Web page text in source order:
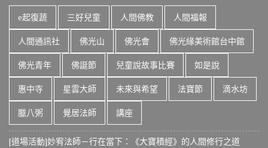
e起復蔬 三好兒童 人間佛教 人間福報
人間通訊社 佛光山 佛光會 佛光緣美術館台中館
佛光青年 佛誕節 兒童說故事比賽 如是說
惠中寺 星雲大師 未來與希望 法寶節 滴水坊
臘八粥 覺居法師 講座
[道場活動]妙宥法師－行在當下：《大寶積經》的人間修行之道